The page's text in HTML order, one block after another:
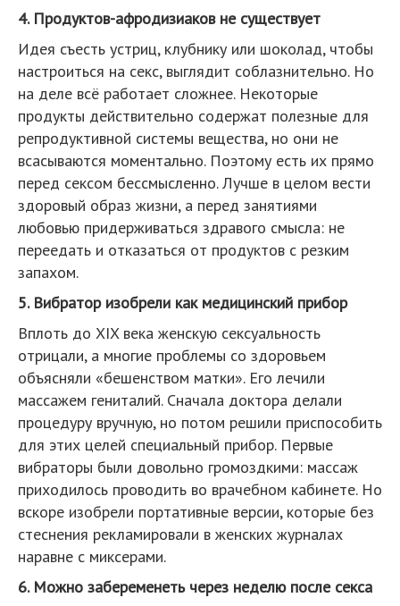
4. Продуктов-афродизиаков не существует
Идея съесть устриц, клубнику или шоколад, чтобы
настроиться на секс, выглядит соблазнительно. Но
на деле всё работает сложнее. Некоторые
продукты действительно содержат полезные для
репродуктивной системы вещества, но они не
всасываются моментально. Поэтому есть их прямо
перед сексом бессмысленно. Лучше в целом вести
здоровый образ жизни, а перед занятиями
любовью придерживаться здравого смысла: не
переедать и отказаться от продуктов с резким
запахом.
5. Вибратор изобрели как медицинский прибор
Вплоть до XIX века женскую сексуальность
отрицали, а многие проблемы со здоровьем
объясняли «бешенством матки». Его лечили
массажем гениталий. Сначала доктора делали
процедуру вручную, но потом решили приспособить
для этих целей специальный прибор. Первые
вибраторы были довольно громоздкими: массаж
приходилось проводить во врачебном кабинете. Но
вскоре изобрели портативные версии, которые без
стеснения рекламировали в женских журналах
наравне с миксерами.
6. Можно забеременеть через неделю после секса